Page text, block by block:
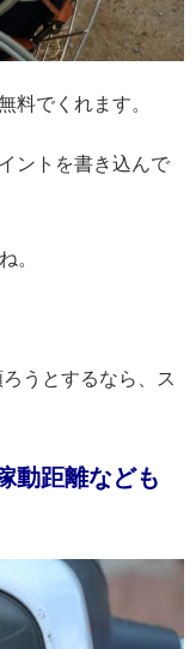
料でくれます。
ントを書き込んで
。
うとするなら、ス
動距離なども